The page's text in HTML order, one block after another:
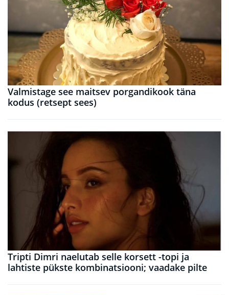
Valmistage see maitsev porgandikook täna
kodus (retsept sees)
Tripti Dimri naelutab selle korsett -topi ja
lahtiste pükste kombinatsiooni; vaadake pilte